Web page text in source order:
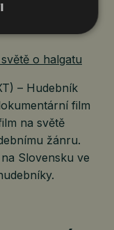
– Hudebník
film
na světě
žánru.
Slovensku ve